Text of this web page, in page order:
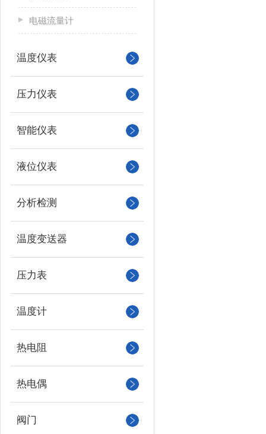
电磁流量计
温度仪表
压力仪表
智能仪表
液位仪表
分析检测
温度变送器
压力表
温度计
热电阻
热电偶
阀门